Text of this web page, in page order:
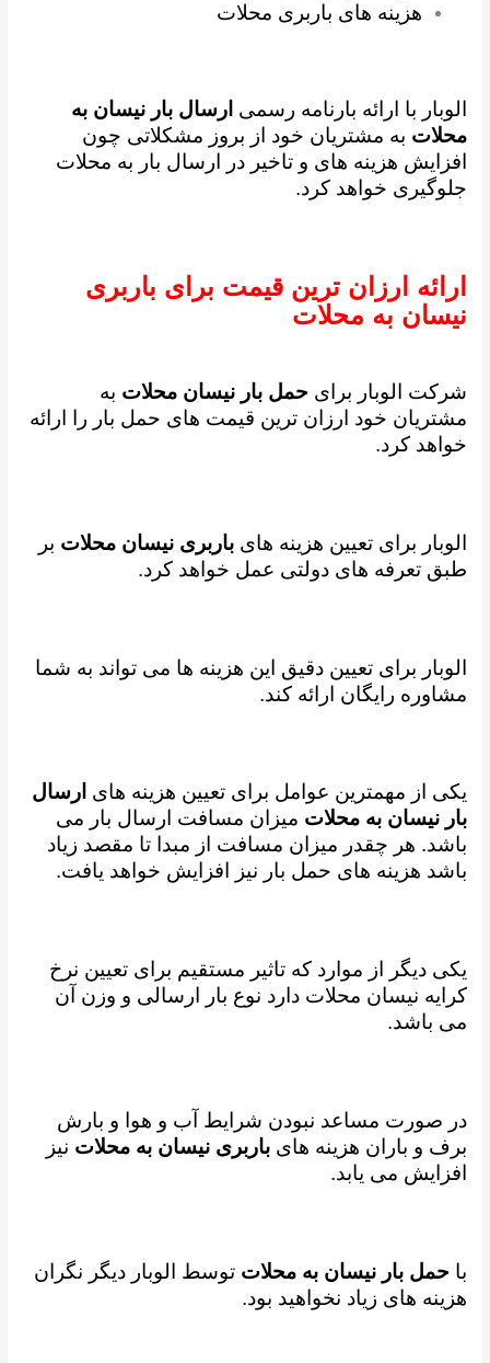
هزینه های باربری محلات
الوبار با ارائه بارنامه رسمی ارسال بار نیسان به
محلات به مشتریان خود از بروز مشکلاتی چون
افزایش هزینه های و تاخیر در ارسال بار به محلات
جلوگیری خواهد کرد.
ارائه ارزان ترین قیمت برای باربری
نیسان به محلات
شرکت الوبار برایحمل بار نیسان محلات به
مشتریان خود ارزان ترین قیمت های حمل بار را ارائه
خواهد کرد.
الوبار برای تعیین هزینه های باربری نیسان محلات بر
طبق تعرفه های دولتی عمل خواهد کرد.
الوبار برای تعیین دقیق این هزینه ها می تواند به شما
مشاوره رایگان ارائه کند.
یکی از مهمترین عوامل برای تعیین هزینه های ارسال
بار نیسان به محلات میزان مسافت ارسال بار می
باشد. هر چقدر میزان مسافت از مبدا تا مقصد زیاد
باشد هزینه های حمل بار نیز افزایش خواهد یافت.
یکی دیگر از موارد که تاثیر مستقیم برای تعیین نرخ
کرایه نیسان محلات دارد نوع بار ارسالی و وزن آن
می باشد.
در صورت مساعد نبودن شرایط آب و هوا و بارش
برف و باران هزینه هایباربری نیسان به محلات نیز
افزایش می یابد.
باحمل بار نیسان به محلات توسط الوبار دیگر نگران
هزینه های زیاد نخواهید بود.